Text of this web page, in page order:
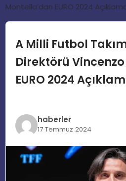
GÜNDEM
EKONOMI
SIYASET
EĞITIM
MAGAZIN
Montella’dan EURO 2024
A Milli Futbol
Direktörü
EURO 2024
haberler
17 Temmuz 2024